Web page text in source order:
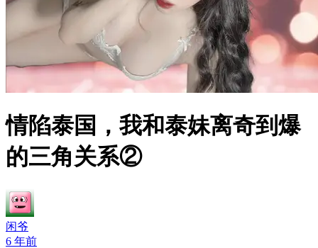
情陷泰国，我和泰妹离奇到爆
的三角关系②
闲爷
6 年前